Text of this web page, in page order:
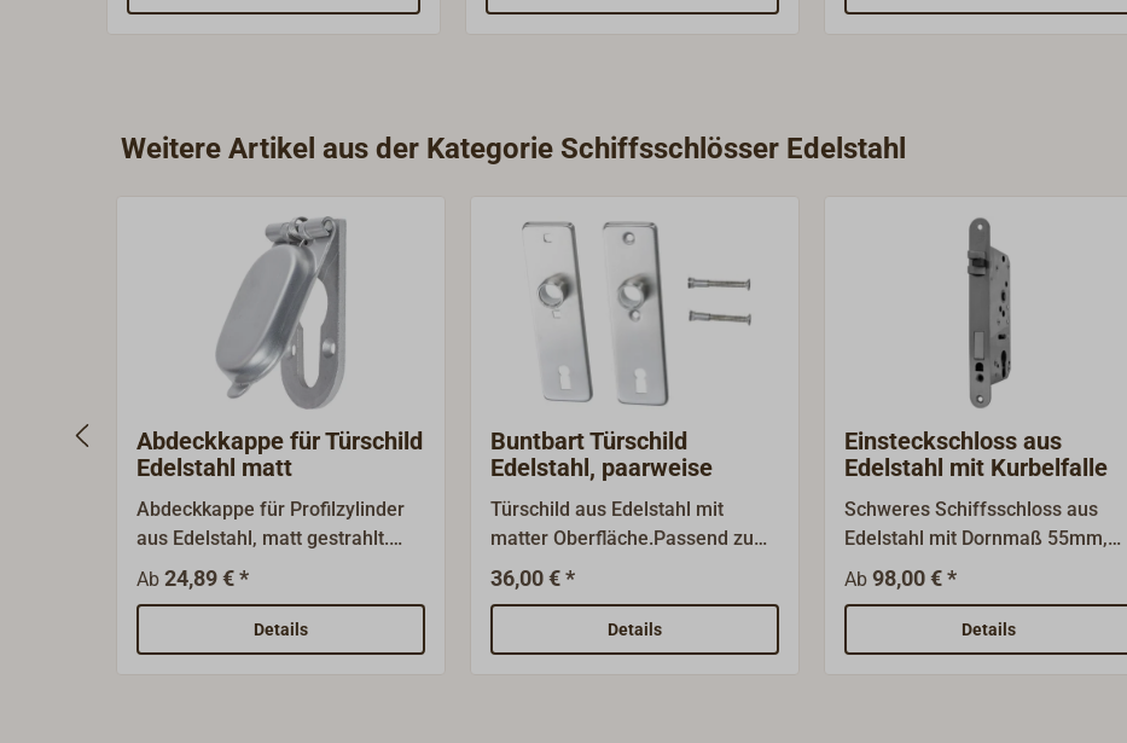
paarweise, inklusive 2
Weitere Artikel aus der Kategorie Schiffsschlösser Edelstahl
Abdeckkappe für Türschild
Edelstahl matt
Abdeckkappe für Profilzylinder
aus Edelstahl, matt gestrahlt.
Lieferbar mit 3 mm oder 8 mm
dicker Grundplatte.
Ab 24,89 € *
Details
Buntbart Türschild
Edelstahl, paarweise
Türschild aus Edelstahl mit
matter Oberfläche.Passend zu
unseren Einsteck- und Kasten-
Schiffsschlössern aus Edelstahl
mit 9 mm Vierkant.Lieferung
paarweise, inklusive 2
36,00 € *
Details
Einsteckschloss aus
Edelstahl mit Kurbelfalle
Schweres Schiffsschloss aus
Edelstahl mit Dornmaß 55mm,
entweder vorgerichtet für
Profilzylinder oder als
Buntbartschloss nach DIN
81301B mit dreigeteilter
Ab 98,00 € *
Details